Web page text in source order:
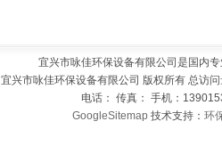
宜兴市咏佳环保设备有限公司是国内
宜兴市咏佳环保设备有限公司 版权所有 总访
电话： 传真： 手机：
GoogleSitemap 技术支持： 环